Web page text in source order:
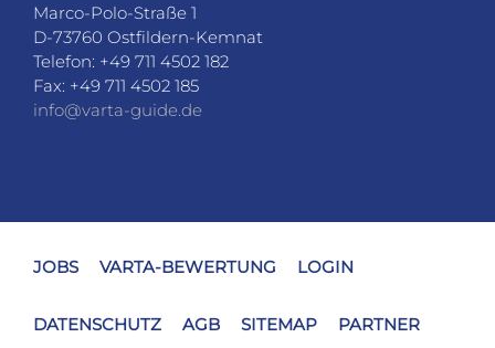
Marco-Polo-Straße 1
D-73760 Ostfildern-Kemnat
Telefon: +49 711 4502 182
Fax: +49 711 4502 185
info@varta-guide.de
JOBS VARTA-BEWERTUNG LOGIN
DATENSCHUTZ AGB SITEMAP PARTNER